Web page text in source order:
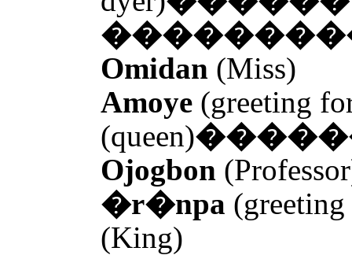
Omidan (Miss)
Amoye (greeting
(queen)
Ojogbon
�r�npa
(King)